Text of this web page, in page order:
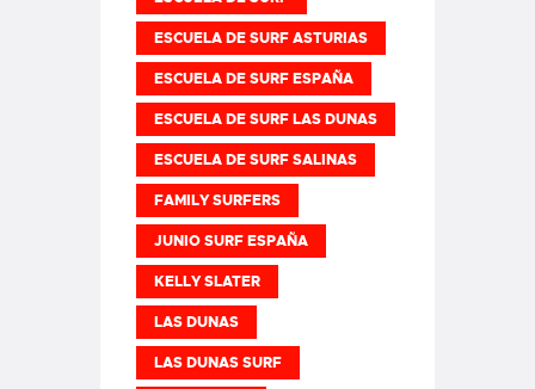
ESCUELA DE SURF ASTURIAS
ESCUELA DE SURF ESPAÑA
ESCUELA DE SURF LAS DUNAS
ESCUELA DE SURF SALINAS
FAMILY SURFERS
JUNIO SURF ESPAÑA
KELLY SLATER
LAS DUNAS
LAS DUNAS SURF